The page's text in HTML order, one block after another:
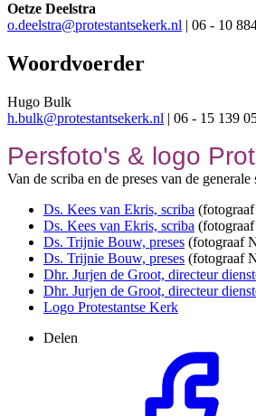
Oetze Deelstra
o.deelstra@protestantsekerk.nl | 06 - 10
Woordvoerder
Hugo Bulk
h.bulk@protestantsekerk.nl | 06 - 15 139
Persfoto's & logo
Van de scriba en de preses van de
Ds. Kees van Ekris, scriba
Ds. Kees van Ekris, scriba
Ds. Trijnie Bouw, preses (fotograaf
Ds. Trijnie Bouw, preses (fotograaf
Dhr. Jurjen de Groot, directeur
Dhr. Jurjen de Groot, directeur
Logo Protestantse Kerk
Delen